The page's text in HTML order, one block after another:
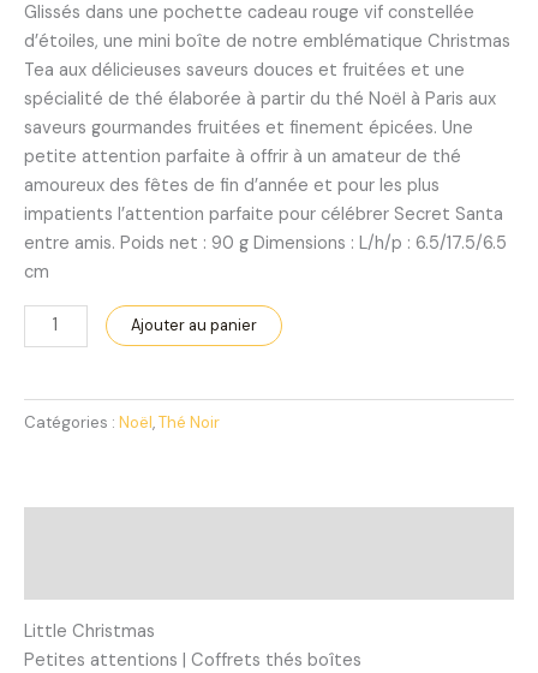
Glissés dans une pochette cadeau rouge vif constellée
d’étoiles, une mini boîte de notre emblématique Christmas
Tea aux délicieuses saveurs douces et fruitées et une
spécialité de thé élaborée à partir du thé Noël à Paris aux
saveurs gourmandes fruitées et finement épicées. Une
petite attention parfaite à offrir à un amateur de thé
amoureux des fêtes de fin d’année et pour les plus
impatients l’attention parfaite pour célébrer Secret Santa
entre amis. Poids net : 90 g Dimensions : L/h/p : 6.5/17.5/6.5
cm
Ajouter au panier
Catégories : Noël,Thé Noir
Little Christmas
Petites attentions | Coffrets thés boîtes